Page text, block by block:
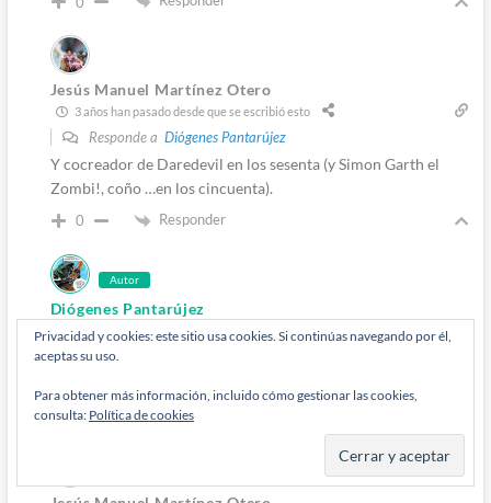
Jesús Manuel Martínez Otero
3 años han pasado desde que se escribió esto
Responde a Diógenes Pantarújez
Y cocreador de Daredevil en los sesenta (y Simon Garth el
Zombi!, coño …en los cincuenta).
0 Responder
Autor
Diógenes Pantarújez
3 años han pasado desde que se escribió esto
Responde a
0 Responder
Privacidad y cookies: este sitio usa cookies. Si continúas navegando por él,
aceptas su uso.
Para obtener más información, incluido cómo gestionar las cookies,
consulta: Política de cookies